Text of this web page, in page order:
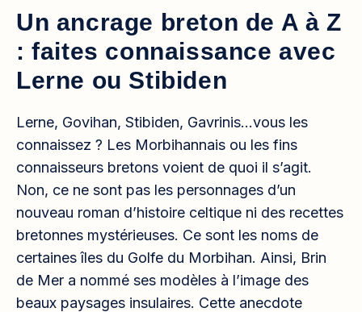
Un ancrage breton de A à Z
: faites connaissance avec
Lerne ou Stibiden
Lerne, Govihan, Stibiden, Gavrinis…vous les
connaissez ? Les Morbihannais ou les fins
connaisseurs bretons voient de quoi il s’agit.
Non, ce ne sont pas les personnages d’un
nouveau roman d’histoire celtique ni des recettes
bretonnes mystérieuses. Ce sont les noms de
certaines îles du Golfe du Morbihan. Ainsi, Brin
de Mer a nommé ses modèles à l’image des
beaux paysages insulaires. Cette anecdote